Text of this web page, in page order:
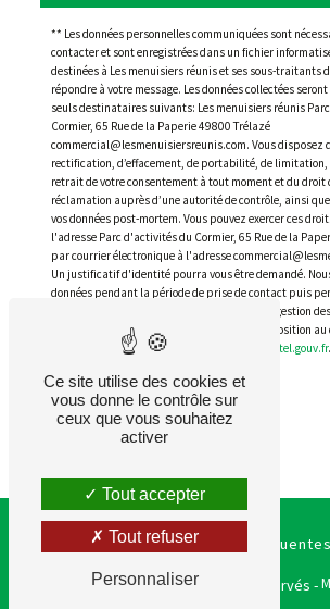
** Les données personnelles communiquées sont
contacter et sont enregistrées dans un fichier
destinées à Les menuisiers réunis et ses sous-traitants
répondre à votre message. Les données collectées
seuls destinataires suivants: Les menuisiers réunis
Cormier, 65 Rue de la Paperie 49800 Trélazé
commercial@lesmenuisiersreunis.com. Vous disposez
rectification, d’effacement, de portabilité, de limitation,
retrait de votre consentement à tout moment et du droit
réclamation auprès d’une autorité de contrôle, ainsi que
vos données post-mortem. Vous pouvez exercer ces
l'adresse Parc d'activités du Cormier, 65 Rue de la
par courrier électronique à l'adresse
Un justificatif d'identité pourra vous être demandé.
données pendant la période de prise de contact puis
prescription légale aux fins probatoires et de gestion
avez le droit de vous inscrire sur la liste d'opposition
téléphonique, disponible à cette adresse:
Bloctel.gouv.fr
Recherches fréquentes
Vistalid- 2026 - Tous droits réservés -
Ce site utilise des cookies et
vous donne le contrôle sur
ceux que vous souhaitez
activer
Tout accepter
Tout refuser
Personnaliser